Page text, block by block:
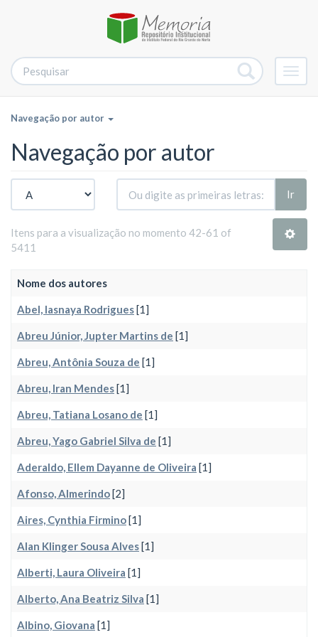
Navegação por autor
Navegação por autor
Ir
Itens para a visualização no momento 42-61 of
5411
Nome dos autores
Abel, Iasnaya Rodrigues[1]
Abreu Júnior, Jupter Martins de [1]
Abreu, Antônia Souza de [1]
Abreu, Iran Mendes[1]
Abreu, Tatiana Losano de [1]
Abreu, Yago Gabriel Silva de [1]
Aderaldo, Ellem Dayanne de Oliveira [1]
Afonso, Almerindo[2]
Aires, Cynthia Firmino[1]
Alan Klinger Sousa Alves[1]
Alberti, Laura Oliveira [1]
Alberto, Ana Beatriz Silva [1]
Albino, Giovana [1]